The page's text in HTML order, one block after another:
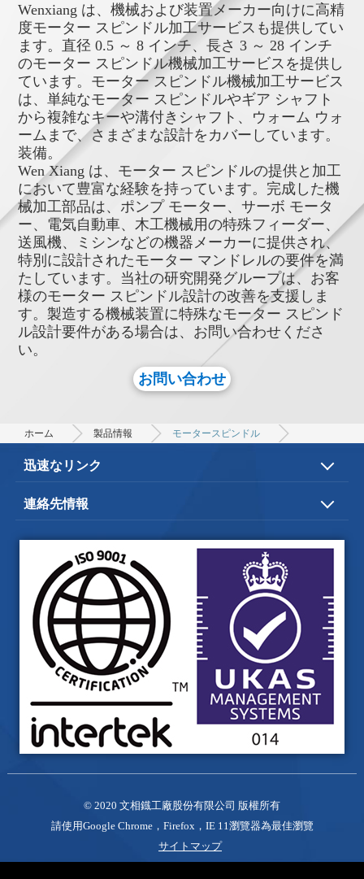
Wenxiang は、機械および装置メーカー向けに高精
度モーター スピンドル加工サービスも提供してい
ます。直径 0.5 ～ 8 インチ、長さ 3 ～ 28 インチ
のモーター スピンドル機械加工サービスを提供し
ています。モーター スピンドル機械加工サービス
は、単純なモーター スピンドルやギア シャフト
から複雑なキーや溝付きシャフト、ウォーム ウォ
ームまで、さまざまな設計をカバーしています。
装備。
Wen Xiang は、モーター スピンドルの提供と加工
において豊富な経験を持っています。完成した機
械加工部品は、ポンプ モーター、サーボ モータ
ー、電気自動車、木工機械用の特殊フィーダー、
送風機、ミシンなどの機器メーカーに提供され、
特別に設計されたモーター マンドレルの要件を満
たしています。当社の研究開発グループは、お客
様のモーター スピンドル設計の改善を支援しま
す。製造する機械装置に特殊なモーター スピンド
ル設計要件がある場合は、お問い合わせくださ
い。
お問い合わせ
ホーム 製品情報 モータースピンドル
迅速なリンク
会社案内
電子カタログ
お問い合わせ
連絡先情報
台中市神岡區大明路220-2 號
+886-4-2524-2819-20
+886-4-2528-0491
wenh.siang@msa.hinet.net
© 2020 文相鐡工廠股份有限公司 版權所有
請使用Google Chrome，Firefox，IE 11瀏覽器為最佳瀏覽
サイトマップ